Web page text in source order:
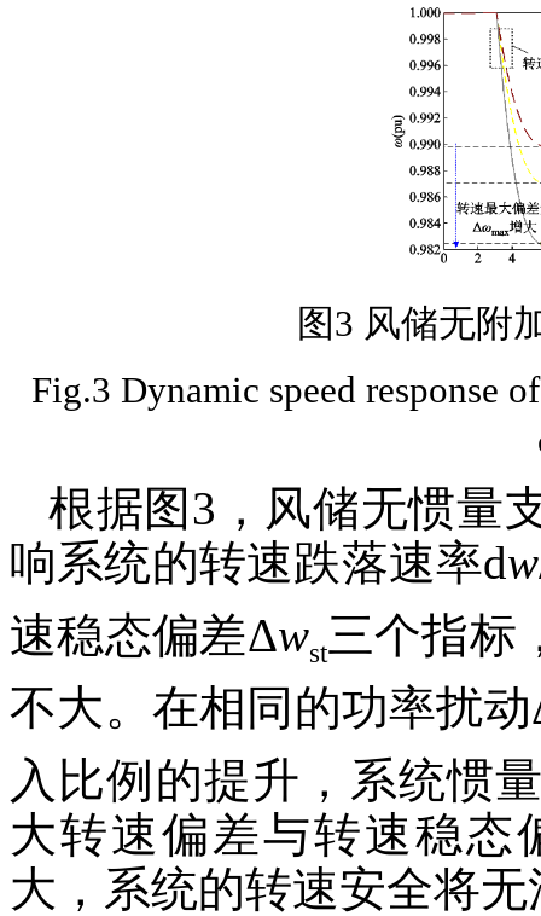
图3 风储无附
Fig.3 Dynamic speed response
根据图3，风储无惯量
响系统的转速跌落速率dw
速稳态偏差Δwst三个指标
不大。在相同的功率扰
入比例的提升，系统惯
大转速偏差与转速稳态
大，系统的转速安全将